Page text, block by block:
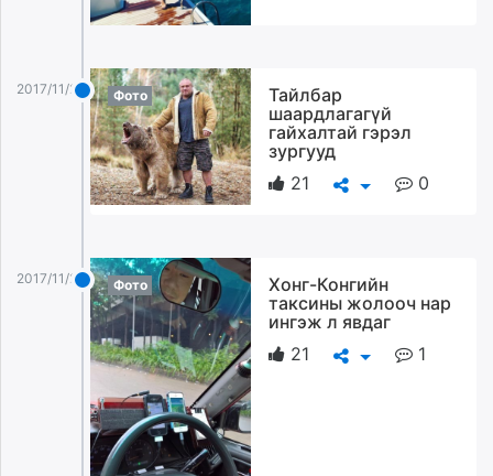
2017/11/28 Фото
Тайлбар
шаардлагагүй
гайхалтай гэрэл
зургууд
21
0
2017/11/28 Фото
Хонг-Конгийн
таксины жолооч нар
ингэж л явдаг
21
1